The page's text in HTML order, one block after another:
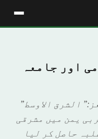
اور جامعہ
الشرق الاوسط”
یمن میں مشرقی
حاصل کر لیا